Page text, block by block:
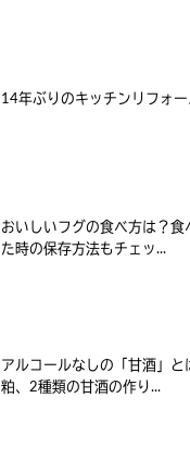
14年ぶりのキッチンリフォ
おいしいフグの食べ方は？食
た時の保存方法もチェッ...
アルコールなしの「甘酒」と
粕、2種類の甘酒の作り...